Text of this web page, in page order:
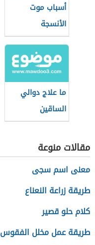
أسباب موت
الأنسجة
ما علاج دوالي
الساقين
مقالات منوعة
معنى اسم سجى
طريقة زراعة النعناع
كلام حلو قصير
طريقة عمل مخلل الفقوس